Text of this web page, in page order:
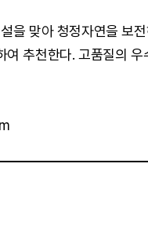
을 맞아 청정자연을 보
추천한다. 고품질의 우